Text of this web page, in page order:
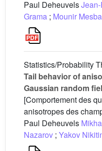
Paul Deheuvels
Grama ; Mounir
Statistics/Probability
Tail behavior of
Gaussian random
[Comportement des
anisotropes des
Paul Deheuvels
Nazarov ; Yakov